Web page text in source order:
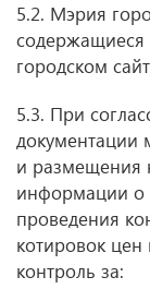
5.2. Мэрия
содержащиеся
городском
5.3. При
документации
и размещения
информации о
проведения
котировок цен
контроль за: